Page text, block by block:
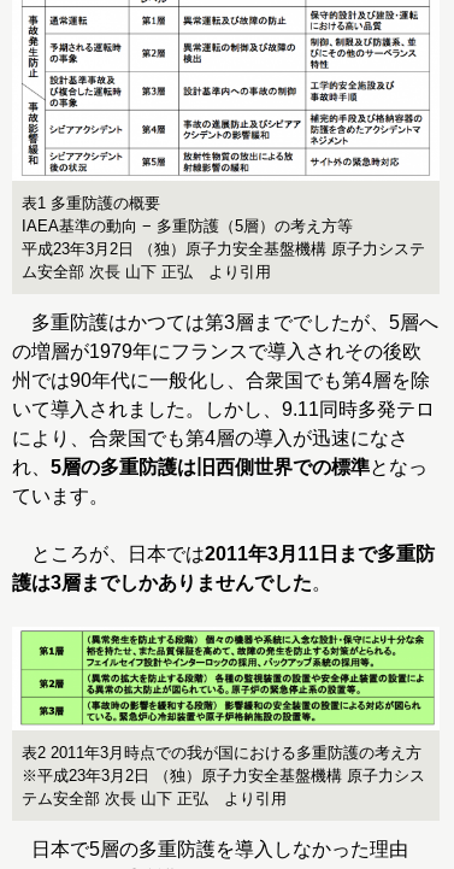
表1 多重防護の概要
IAEA基準の動向 − 多重防護（5層）の考え方等
平成23年3月2日 （独）原子力安全基盤機構 原子力システ
ム安全部 次長 山下 正弘 より引用
多重防護はかつては第3層まででしたが、5層へ
の増層が1979年にフランスで導入されその後欧
州では90年代に一般化し、合衆国でも第4層を除
いて導入されました。しかし、9.11同時多発テロ
により、合衆国でも第4層の導入が迅速になさ
れ、 5層の多重防護は旧西側世界での標準となっ
ています。
ところが、日本では2011年3月11日まで多重防
護は3層までしかありませんでした。
表2 2011年3月時点での我が国における多重防護の考え方
※平成23年3月2日 （独）原子力安全基盤機構 原子力シス
テム安全部 次長 山下 正弘 より引用
日本で5層の多重防護を導入しなかった理由